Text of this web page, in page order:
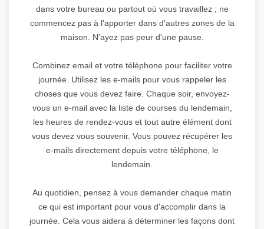
dans votre bureau ou partout où vous travaillez ; ne
commencez pas à l'apporter dans d'autres zones de la
maison. N'ayez pas peur d'une pause.
Combinez email et votre téléphone pour faciliter votre
journée. Utilisez les e-mails pour vous rappeler les
choses que vous devez faire. Chaque soir, envoyez-
vous un e-mail avec la liste de courses du lendemain,
les heures de rendez-vous et tout autre élément dont
vous devez vous souvenir. Vous pouvez récupérer les
e-mails directement depuis votre téléphone, le
lendemain.
Au quotidien, pensez à vous demander chaque matin
ce qui est important pour vous d'accomplir dans la
journée. Cela vous aidera à déterminer les façons dont